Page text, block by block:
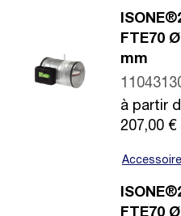
FTE70
mm
à partir
207,00 €